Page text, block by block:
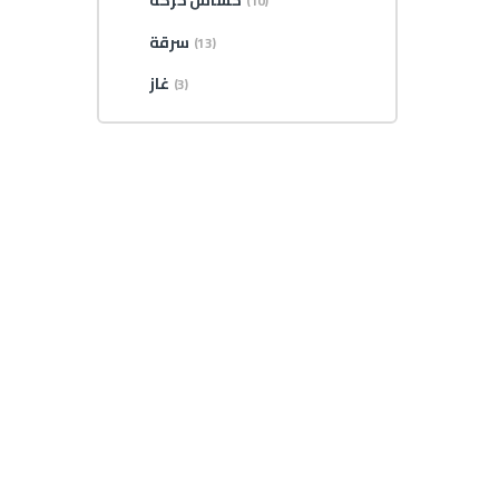
سرقة (13)
غاز (3)